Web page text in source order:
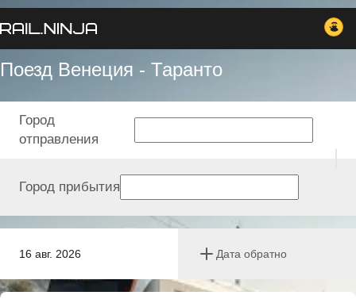
Поезд Венеция - Таранто
16 авг. 2026 Дата обратно
Город
отправления
Город прибытия